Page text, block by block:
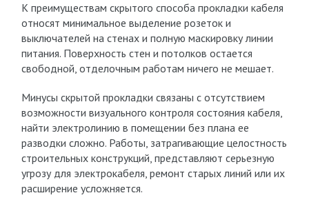
К преимуществам скрытого способа прокладки кабеля
относят минимальное выделение розеток и
выключателей на стенах и полную маскировку линии
питания. Поверхность стен и потолков остается
свободной, отделочным работам ничего не мешает.
Минусы скрытой прокладки связаны с отсутствием
возможности визуального контроля состояния кабеля,
найти электролинию в помещении без плана ее
разводки сложно. Работы, затрагивающие целостность
строительных конструкций, представляют серьезную
угрозу для электрокабеля, ремонт старых линий или их
расширение усложняется.